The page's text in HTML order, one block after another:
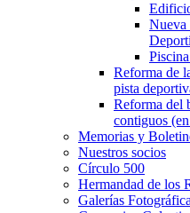
Nueva
Reforma de
pista
Reforma del
contiguos
Memorias y
Nuestros socios
Círculo 500
Hermandad de los
Galerías